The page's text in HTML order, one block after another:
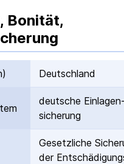
Bonität,
Deutschland
deutsche Einlagen­
sicherung
Gesetzliche
der